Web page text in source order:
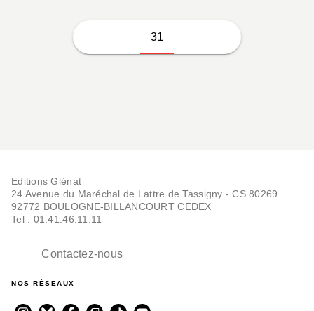
31
Editions Glénat
24 Avenue du Maréchal de Lattre de Tassigny - CS 80269
92772 BOULOGNE-BILLANCOURT CEDEX
Tel : 01.41.46.11.11
Contactez-nous
NOS RÉSEAUX